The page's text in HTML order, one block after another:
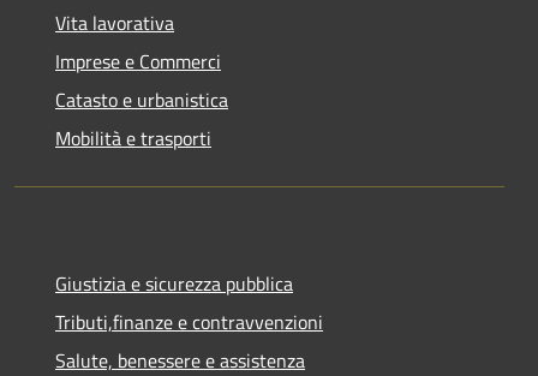
Vita lavorativa
Imprese e Commerci
Catasto e urbanistica
Mobilità e trasporti
Giustizia e sicurezza pubblica
Tributi,finanze e contravvenzioni
Salute, benessere e assistenza